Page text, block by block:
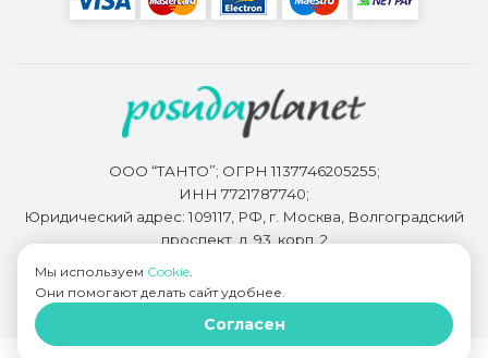
ООО “ТАНТО”; ОГРН 1137746205255;
ИНН 7721787740;
Юридический адрес: 109117, РФ, г. Москва, Волгоградский
проспект, д. 93, корп. 2
Разработкой сайта занимается
Мы используем Cookie.
Они помогают делать сайт удобнее.
Согласен